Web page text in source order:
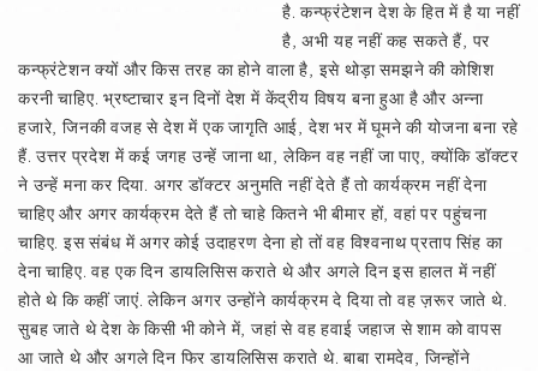
है. कन्फ्रंटेशन देश के हित में है या नहीं
है, अभी यह नहीं कह सकते हैं, पर
कन्फ्रंटेशन क्यों और किस तरह का होने वाला है, इसे थोड़ा समझने की कोशिश
करनी चाहिए. भ्रष्टाचार इन दिनों देश में केंद्रीय विषय बना हुआ है और अन्ना
हजारे, जिनकी वजह से देश में एक जागृति आई, देश भर में घूमने की योजना बना रहे
हैं. उत्तर प्रदेश में कई जगह उन्हें जाना था, लेकिन वह नहीं जा पाए, क्योंकि डॉक्टर
ने उन्हें मना कर दिया. अगर डॉक्टर अनुमति नहीं देते हैं तो कार्यक्रम नहीं देना
चाहिए और अगर कार्यक्रम देते हैं तो चाहे कितने भी बीमार हों, वहां पर पहुंचना
चाहिए. इस संबंध में अगर कोई उदाहरण देना हो तों वह विश्वनाथ प्रताप सिंह का
देना चाहिए. वह एक दिन डायलिसिस कराते थे और अगले दिन इस हालत में नहीं
होते थे कि कहीं जाएं. लेकिन अगर उन्होंने कार्यक्रम दे दिया तो वह ज़रूर जाते थे.
सुबह जाते थे देश के किसी भी कोने में, जहां से वह हवाई जहाज से शाम को वापस
आ जाते थे और अगले दिन फिर डायलिसिस कराते थे. बाबा रामदेव, जिन्होंने